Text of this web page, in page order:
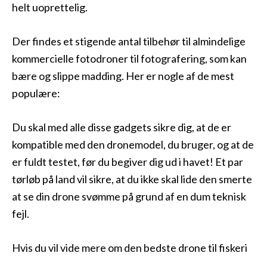
helt uoprettelig.
Der findes et stigende antal tilbehør til almindelige
kommercielle fotodroner til fotografering, som kan
bære og slippe madding. Her er nogle af de mest
populære:
Du skal med alle disse gadgets sikre dig, at de er
kompatible med den dronemodel, du bruger, og at de
er fuldt testet, før du begiver dig ud i havet! Et par
tørløb på land vil sikre, at du ikke skal lide den smerte
at se din drone svømme på grund af en dum teknisk
fejl.
Hvis du vil vide mere om den bedste drone til fiskeri